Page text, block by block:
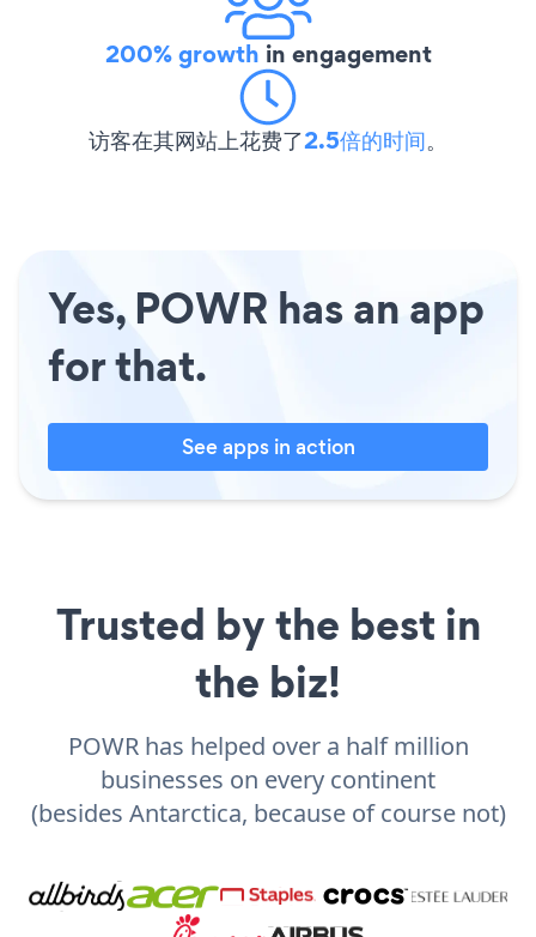
200% growth in engagement
访客在其网站上花费了2.5倍的时间。
Yes, POWR has an app
for that.
See apps in action
Trusted by the best in
the biz!
POWR has helped over a half million
businesses on every continent
(besides Antarctica, because of course not)